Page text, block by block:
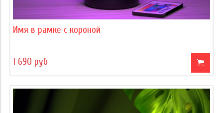
Имя в рамке с короной
1 690 руб